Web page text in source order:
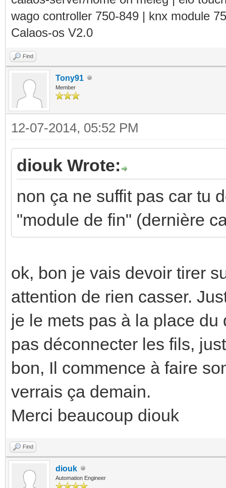
wago controller 750-849 | knx module
Calaos-os V2.0
Find
Tony91
Member
12-07-2014, 05:52 PM
diouk Wrote:
non ça ne suffit pas car tu
"module de fin" (dernière
ok, bon je vais devoir tirer
attention de rien casser.
je le mets pas à la place
pas déconnecter les fils,
bon, Il commence à faire
verrais ça demain.
Merci beaucoup diouk
Find
diouk
Automation Engineer